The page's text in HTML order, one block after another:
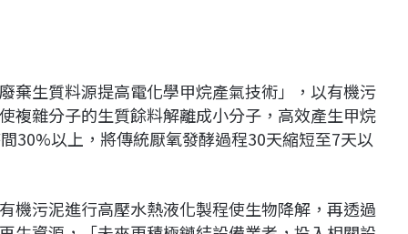
棄生質料源提高電化學甲烷產氣技術」，以有機污
複雜分子的生質餘料解離成小分子，高效產生甲烷
30%以上，將傳統厭氧發酵過程30天縮短至7天以
機污泥進行高壓水熱液化製程使生物降解，再透過